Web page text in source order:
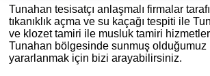
Tunahan tesisatçı anlaşmalı firmalar
tıkanıklık açma ve su kaçağı tespiti ile
ve klozet tamiri ile musluk tamiri
Tunahan bölgesinde sunmuş olduğumuz
yararlanmak için bizi arayabilirsiniz.